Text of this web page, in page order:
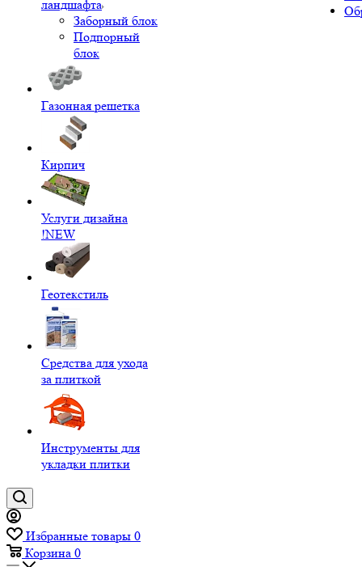
ландшафта
Заборный блок
Подпорный
блок
Газонная решетка
Кирпич
Услуги дизайна
!NEW
Геотекстиль
Средства для ухода
за плиткой
Инструменты для
укладки плитки
Избранные товары 0
Корзина 0